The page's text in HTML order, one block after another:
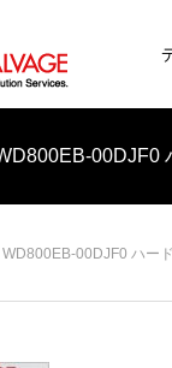
00DJF0
WD800EB-00DJF0 ハー